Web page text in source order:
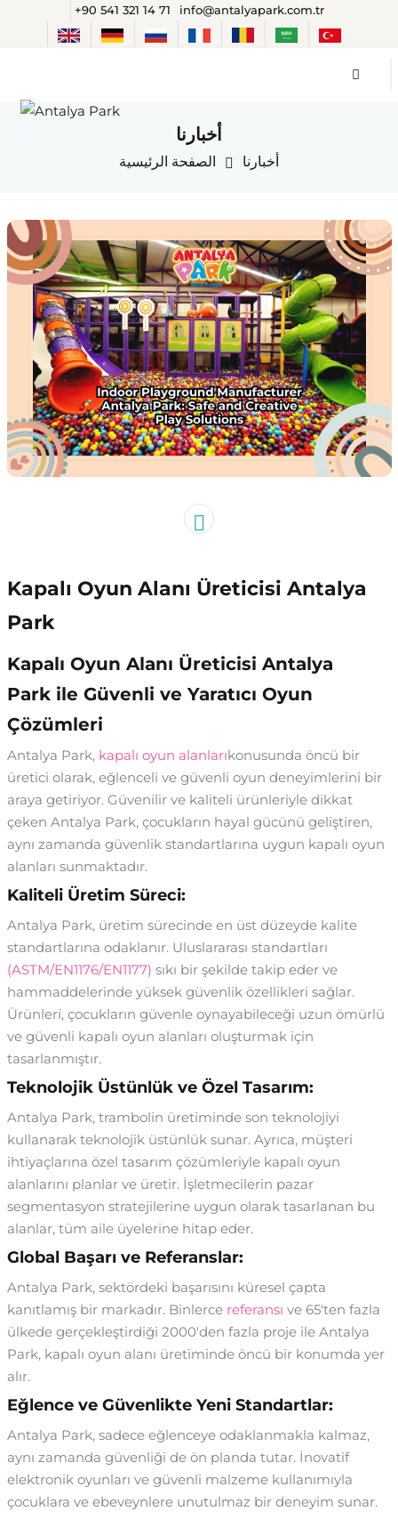
+90 541 321 14 71 info@antalyapark.com.tr
أخبارنا
الصفحة الرئيسية أخبارنا
Kapalı Oyun Alanı Üreticisi Antalya
Park
Kapalı Oyun Alanı Üreticisi Antalya
Park ile Güvenli ve Yaratıcı Oyun
Çözümleri
Antalya Park, kapalı oyun alanlarıkonusunda öncü bir
üretici olarak, eğlenceli ve güvenli oyun deneyimlerini bir
araya getiriyor. Güvenilir ve kaliteli ürünleriyle dikkat
çeken Antalya Park, çocukların hayal gücünü geliştiren,
aynı zamanda güvenlik standartlarına uygun kapalı oyun
alanları sunmaktadır.
Kaliteli Üretim Süreci:
Antalya Park, üretim sürecinde en üst düzeyde kalite
standartlarına odaklanır. Uluslararası standartları
(ASTM/EN1176/EN1177) sıkı bir şekilde takip eder ve
hammaddelerinde yüksek güvenlik özellikleri sağlar.
Ürünleri, çocukların güvenle oynayabileceği uzun ömürlü
ve güvenli kapalı oyun alanları oluşturmak için
tasarlanmıştır.
Teknolojik Üstünlük ve Özel Tasarım:
Antalya Park, trambolin üretiminde son teknolojiyi
kullanarak teknolojik üstünlük sunar. Ayrıca, müşteri
ihtiyaçlarına özel tasarım çözümleriyle kapalı oyun
alanlarını planlar ve üretir. İşletmecilerin pazar
segmentasyon stratejilerine uygun olarak tasarlanan bu
alanlar, tüm aile üyelerine hitap eder.
Global Başarı ve Referanslar:
Antalya Park, sektördeki başarısını küresel çapta
kanıtlamış bir markadır. Binlerce referansı ve 65'ten fazla
ülkede gerçekleştirdiği 2000'den fazla proje ile Antalya
Park, kapalı oyun alanı üretiminde öncü bir konumda yer
alır.
Eğlence ve Güvenlikte Yeni Standartlar:
Antalya Park, sadece eğlenceye odaklanmakla kalmaz,
aynı zamanda güvenliği de ön planda tutar. İnovatif
elektronik oyunları ve güvenli malzeme kullanımıyla
çocuklara ve ebeveynlere unutulmaz bir deneyim sunar.